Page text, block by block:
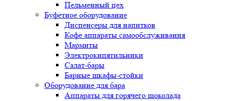
Пельменный цех
Буфетное оборудование
Диспенсеры для напитков
Кофе аппараты самообслуживания
Мармиты
Электрокипятильники
Cалат-бары
Барные шкафы-стойки
Оборудование для бара
Аппараты для горячего шоколада